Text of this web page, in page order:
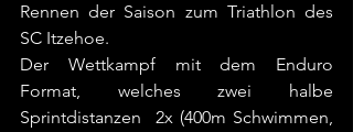
Rennen der Saison zum Triathlon des
SC Itzehoe.
Der Wettkampf mit dem Enduro
Format, welches zwei halbe
Sprintdistanzen  2x (400m Schwimmen,